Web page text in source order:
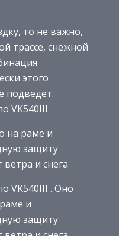
то не важно,
трассе, снежной
этого
подведет.
VK540III
на раме и
защиту
и снега
VK540III . Оно
и
защиту